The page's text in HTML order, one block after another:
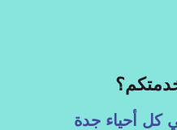
أحياء جدة